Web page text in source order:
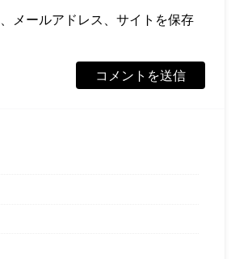
メールアドレス、サイトを保存